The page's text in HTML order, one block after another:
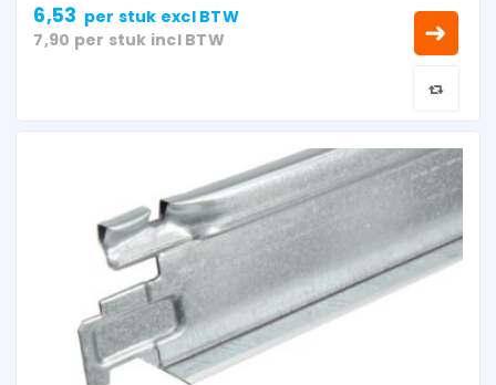
6,53 per stuk excl BTW
7,90 per stuk incl BTW